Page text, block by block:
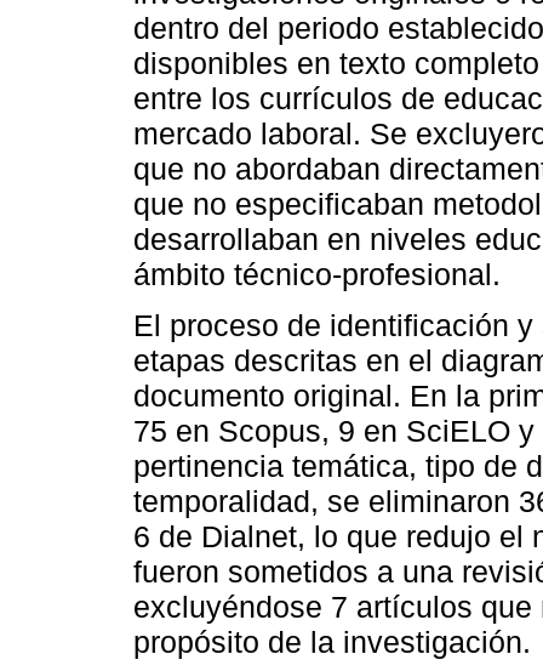
dentro del periodo
disponibles en texto
entre los currículos de
mercado laboral. Se
que no abordaban
que no especificaban
desarrollaban en niveles
ámbito técnico-profesional.
El proceso de identificación
etapas descritas en el
documento original. En la
75 en Scopus, 9 en SciELO
pertinencia temática, tipo de
temporalidad, se eliminaron
6 de Dialnet, lo que redujo el
fueron sometidos a una
excluyéndose 7 artículos
propósito de la investigación.